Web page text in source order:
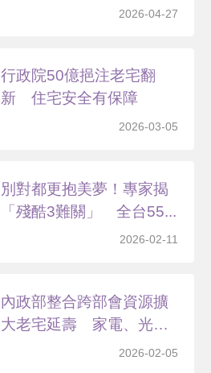
2026-04-27
行政院50億挹注老宅翻
新 住宅安全有保障
2026-03-05
別對都更抱美夢！專家揭
「殘酷3難關」 全台55...
2026-02-11
內政部整合跨部會資源擴
大老宅延壽 家電、光電
2026-02-05